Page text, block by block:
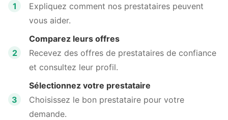
1
Expliquez comment nos prestataires peuvent
vous aider.
2
Comparez leurs offres
Recevez des offres de prestataires de confiance
et consultez leur profil.
3
Sélectionnez votre prestataire
Choisissez le bon prestataire pour votre
demande.